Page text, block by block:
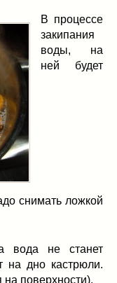
В процессе
закипания
воды, на
ней будет
снимать ложкой
вода не станет
на дно кастрюли.
на поверхности).